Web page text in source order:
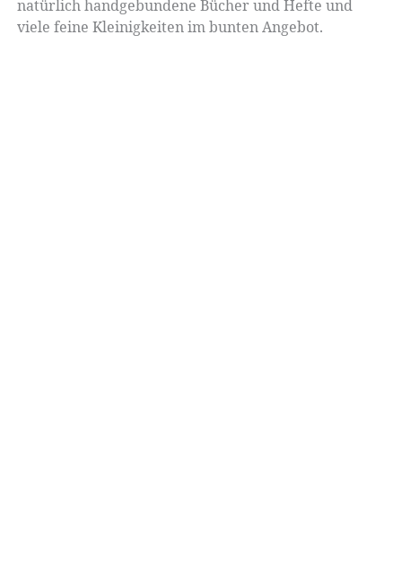
natürlich handgebundene Bücher und Hefte und
viele feine Kleinigkeiten im bunten Angebot.